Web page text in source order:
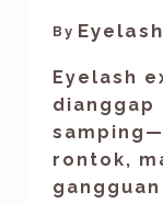
By
Eyelash
dianggap
rontok,